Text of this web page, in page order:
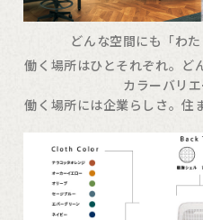
どんな空間にも「わ
働く場所はひとそれぞれ。ど
カラーバリエ
働く場所には企業らしさ。住